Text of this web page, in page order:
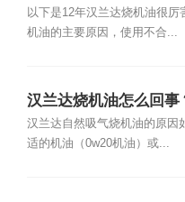
以下是12年汉兰达烧机油很厉
机油的主要原因，使用不合...
汉兰达烧机油怎么回事
汉兰达自然吸气烧机油的原因
适的机油（0w20机油）或...